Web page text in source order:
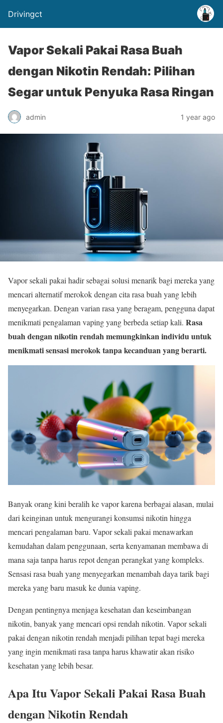
Drivingct
Vapor Sekali Pakai Rasa Buah
dengan Nikotin Rendah: Pilihan
Segar untuk Penyuka Rasa Ringan
admin 1 year ago
Vapor sekali pakai hadir sebagai solusi menarik bagi mereka yang
mencari alternatif merokok dengan cita rasa buah yang lebih
menyegarkan. Dengan varian rasa yang beragam, pengguna dapat
menikmati pengalaman vaping yang berbeda setiap kali. Rasa
buah dengan nikotin rendah memungkinkan individu untuk
menikmati sensasi merokok tanpa kecanduan yang berarti.
Banyak orang kini beralih ke vapor karena berbagai alasan, mulai
dari keinginan untuk mengurangi konsumsi nikotin hingga
mencari pengalaman baru. Vapor sekali pakai menawarkan
kemudahan dalam penggunaan, serta kenyamanan membawa di
mana saja tanpa harus repot dengan perangkat yang kompleks.
Sensasi rasa buah yang menyegarkan menambah daya tarik bagi
mereka yang baru masuk ke dunia vaping.
Dengan pentingnya menjaga kesehatan dan keseimbangan
nikotin, banyak yang mencari opsi rendah nikotin. Vapor sekali
pakai dengan nikotin rendah menjadi pilihan tepat bagi mereka
yang ingin menikmati rasa tanpa harus khawatir akan risiko
kesehatan yang lebih besar.
Apa Itu Vapor Sekali Pakai Rasa Buah
dengan Nikotin Rendah